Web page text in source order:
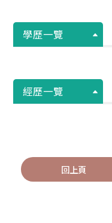
學歷一覽
經歷一覽
回上頁